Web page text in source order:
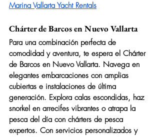
Marina Vallarta Yacht Rentals
Chárter de Barcos en Nuevo Vallarta
Para una combinación perfecta de
comodidad y aventura, te espera el Chárter
de Barcos en Nuevo Vallarta. Navega en
elegantes embarcaciones con amplias
cubiertas e instalaciones de última
generación. Explora calas escondidas, haz
snorkel en arrecifes vibrantes o atrapa la
pesca del día con chárters de pesca
expertos. Con servicios personalizados y